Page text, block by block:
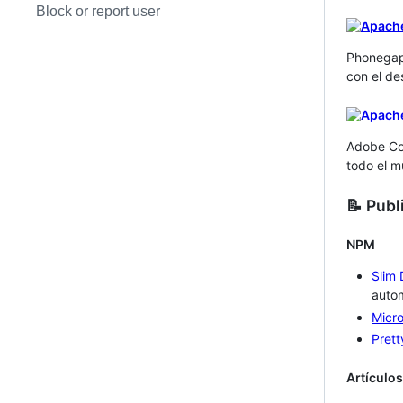
Block or report user
con el
Adobe
todo el
📝
NPM
Slim
Artículos